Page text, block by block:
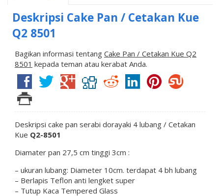
Deskripsi Cake Pan / Cetakan Kue
Q2 8501
Bagikan informasi tentang Cake Pan / Cetakan Kue Q2
8501 kepada teman atau kerabat Anda.
Deskripsi cake pan serabi dorayaki 4 lubang / Cetakan
Kue Q2-8501
Diamater pan 27,5 cm tinggi 3cm :
– ukuran lubang: Diameter 10cm. terdapat 4 bh lubang
– Berlapis Teflon anti lengket super
– Tutup Kaca Tempered Glass